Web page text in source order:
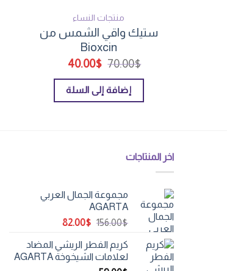
منتجات النساء
ستيك واقي الشمس من
Bioxcin
70.00$
السعر
هو:
70.00$.
40.00$
هو:
40.00$.
إضافة إلى السلة
اخر المنتاجات
مجموعة الجمال العربي
AGARTA
156.00$
السعر
هو:
156.00$.
82.00$
السعر
هو:
82.00$.
كريم الفطر الريشي المضاد
لعلامات الشيخوخة AGARTA